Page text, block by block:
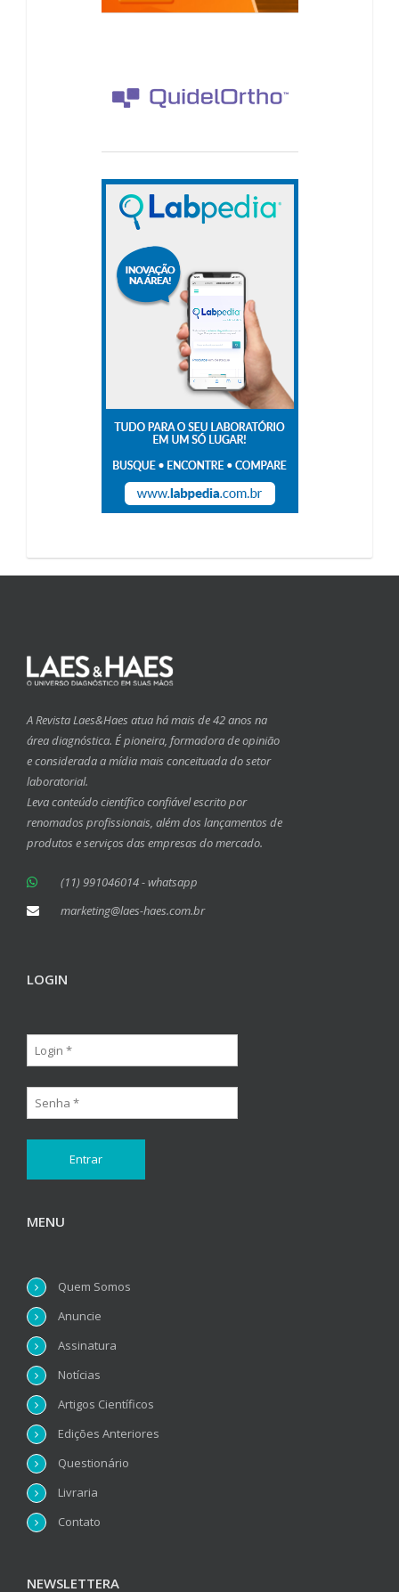
A Revista Laes&Haes atua há mais de 42 anos na
área diagnóstica. É pioneira, formadora de opinião
e considerada a mídia mais conceituada do setor
laboratorial.
Leva conteúdo científico confiável escrito por
renomados profissionais, além dos lançamentos de
produtos e serviços das empresas do mercado.
(11) 991046014 - whatsapp
marketing@laes-haes.com.br
LOGIN
MENU
Quem Somos
Anuncie
Assinatura
Notícias
Artigos Científicos
Edições Anteriores
Questionário
Livraria
Contato
NEWSLETTERA